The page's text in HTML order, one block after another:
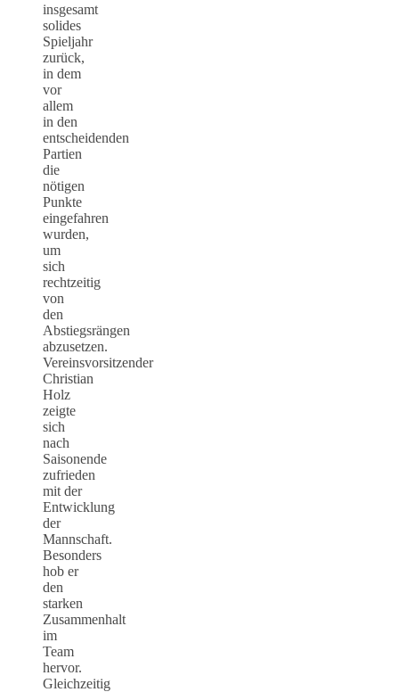
insgesamt
solides
Spieljahr
zurück,
in dem
vor
allem
in den
entscheidenden
Partien
die
nötigen
Punkte
eingefahren
wurden,
um
sich
rechtzeitig
von
den
Abstiegsrängen
abzusetzen.
Vereinsvorsitzender
Christian
Holz
zeigte
sich
nach
Saisonende
zufrieden
mit der
Entwicklung
der
Mannschaft.
Besonders
hob er
den
starken
Zusammenhalt
im
Team
hervor.
Gleichzeitig